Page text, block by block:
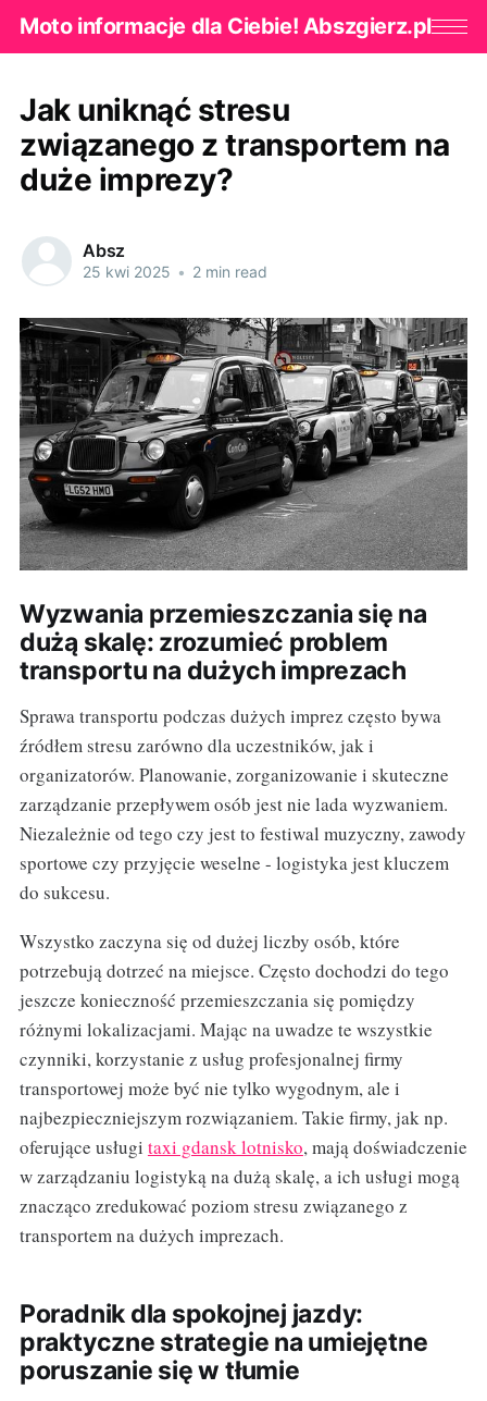
Moto informacje dla Ciebie! Abszgierz.pl
Jak uniknąć stresu
związanego z transportem na
duże imprezy?
Absz
25 kwi 2025 • 2 min read
Wyzwania przemieszczania się na
dużą skalę: zrozumieć problem
transportu na dużych imprezach
Sprawa transportu podczas dużych imprez często bywa
źródłem stresu zarówno dla uczestników, jak i
organizatorów. Planowanie, zorganizowanie i skuteczne
zarządzanie przepływem osób jest nie lada wyzwaniem.
Niezależnie od tego czy jest to festiwal muzyczny, zawody
sportowe czy przyjęcie weselne - logistyka jest kluczem
do sukcesu.
Wszystko zaczyna się od dużej liczby osób, które
potrzebują dotrzeć na miejsce. Często dochodzi do tego
jeszcze konieczność przemieszczania się pomiędzy
różnymi lokalizacjami. Mając na uwadze te wszystkie
czynniki, korzystanie z usług profesjonalnej firmy
transportowej może być nie tylko wygodnym, ale i
najbezpieczniejszym rozwiązaniem. Takie firmy, jak np.
oferujące usługi taxi gdansk lotnisko, mają doświadczenie
w zarządzaniu logistyką na dużą skalę, a ich usługi mogą
znacząco zredukować poziom stresu związanego z
transportem na dużych imprezach.
Poradnik dla spokojnej jazdy:
praktyczne strategie na umiejętne
poruszanie się w tłumie